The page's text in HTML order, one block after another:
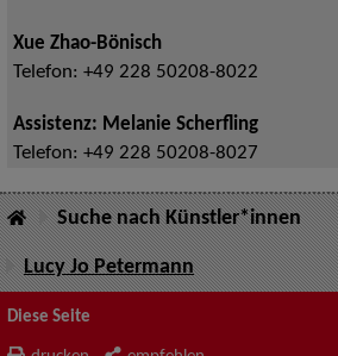
Xue Zhao-Bönisch
Telefon: +49 228 50208-8022
Assistenz: Melanie Scherfling
Telefon: +49 228 50208-8027
Suche nach Künstler*innen
Lucy Jo Petermann
Diese Seite